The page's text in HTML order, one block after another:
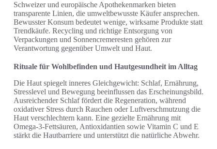
Schweizer und europäische Apothekenmarken bieten
transparente Linien, die umweltbewusste Käufer ansprechen.
Bewusster Konsum bedeutet wenige, wirksame Produkte statt
Trendkäufe. Recycling und richtige Entsorgung von
Verpackungen und Sonnencremeresten gehören zur
Verantwortung gegenüber Umwelt und Haut.
Rituale für Wohlbefinden und Hautgesundheit im Alltag
Die Haut spiegelt inneres Gleichgewicht: Schlaf, Ernährung,
Stresslevel und Bewegung beeinflussen das Erscheinungsbild.
Ausreichender Schlaf fördert die Regeneration, während
oxidativer Stress durch Rauchen oder Luftverschmutzung die
Haut verschlechtern kann. Eine gezielte Ernährung mit
Omega-3-Fettsäuren, Antioxidantien sowie Vitamin C und E
stärkt die Hautbarriere und unterstützt die natürliche Abwehr.